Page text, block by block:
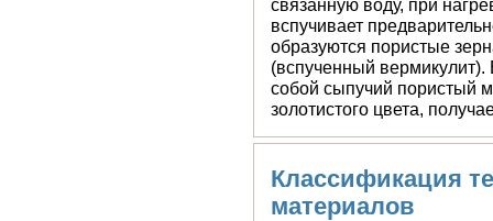
Некоторые горные
связанную воду, при
вспучивает
образуются пористые
(вспученный вермикулит).
собой сыпучий пористый
золотистого цвета,
Классификация